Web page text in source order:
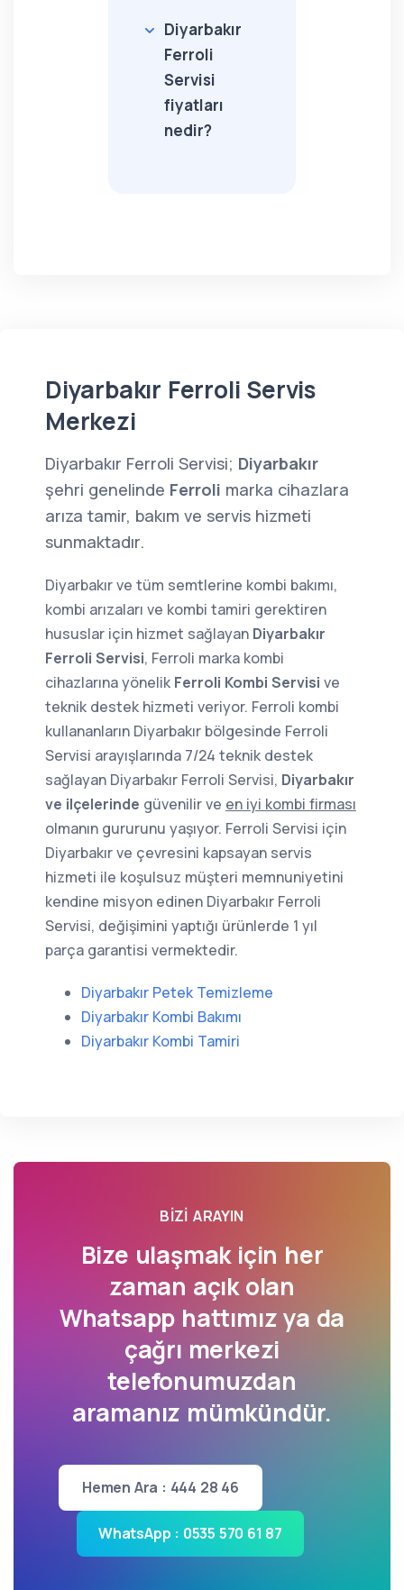
Diyarbakır
Ferroli
Servisi
fiyatları
nedir?
Diyarbakır Ferroli Servis
Merkezi
Diyarbakır Ferroli Servisi; Diyarbakır
şehri genelinde Ferroli marka cihazlara
arıza tamir, bakım ve servis hizmeti
sunmaktadır.
Diyarbakır ve tüm semtlerine kombi bakımı,
kombi arızaları ve kombi tamiri gerektiren
hususlar için hizmet sağlayan Diyarbakır
Ferroli Servisi, Ferroli marka kombi
cihazlarına yönelik Ferroli Kombi Servisi ve
teknik destek hizmeti veriyor. Ferroli kombi
kullananların Diyarbakır bölgesinde Ferroli
Servisi arayışlarında 7/24 teknik destek
sağlayan Diyarbakır Ferroli Servisi, Diyarbakır
ve ilçelerinde güvenilir ve en iyi kombi firması
olmanın gururunu yaşıyor. Ferroli Servisi için
Diyarbakır ve çevresini kapsayan servis
hizmeti ile koşulsuz müşteri memnuniyetini
kendine misyon edinen Diyarbakır Ferroli
Servisi, değişimini yaptığı ürünlerde 1 yıl
parça garantisi vermektedir.
Diyarbakır Petek Temizleme
Diyarbakır Kombi Bakımı
Diyarbakır Kombi Tamiri
BIZI ARAYIN
Bize ulaşmak için her
zaman açık olan
Whatsapp hattımız ya da
çağrı merkezi
telefonumuzdan
aramanız mümkündür.
Hemen Ara : 444 28 46
WhatsApp : 0535 570 61 87